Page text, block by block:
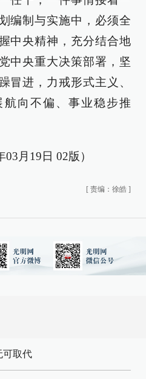
编制与实施中，必须全
中央精神，充分结合地
中央重大决策部署，坚
冒进，力戒形式主义、
向不偏、事业稳步推
03月19日 02版）
[ 责编：徐皓 ]
可取代